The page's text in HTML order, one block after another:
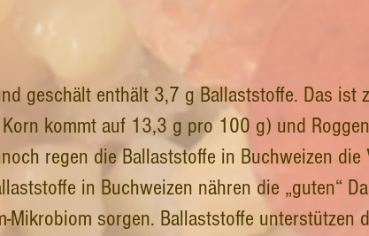
geschält enthält 3,7 g Ballaststoffe. Das ist
kommt auf 13,3 g pro 100 g) und
regen die Ballaststoffe in Buchweizen die
in Buchweizen nähren die „guten“
Mikrobiom sorgen. Ballaststoffe unterstützen